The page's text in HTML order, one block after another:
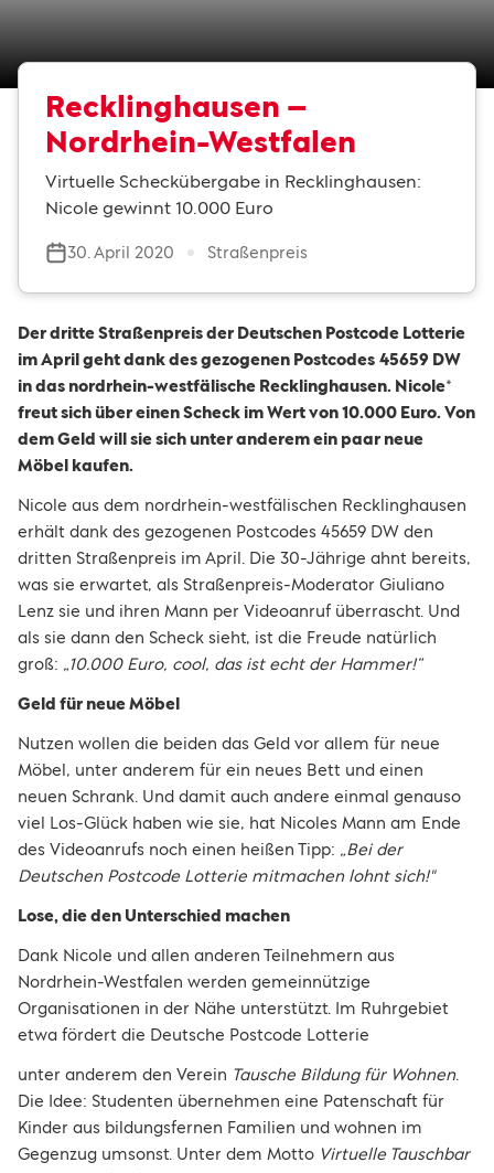
Recklinghausen –
Nordrhein-Westfalen
Virtuelle Scheckübergabe in Recklinghausen:
Nicole gewinnt 10.000 Euro
30. April 2020 Straßenpreis
Der dritte Straßenpreis der Deutschen Postcode Lotterie
im April geht dank des gezogenen Postcodes 45659 DW
in das nordrhein-westfälische Recklinghausen. Nicole*
freut sich über einen Scheck im Wert von 10.000 Euro. Von
dem Geld will sie sich unter anderem ein paar neue
Möbel kaufen.
Nicole aus dem nordrhein-westfälischen Recklinghausen
erhält dank des gezogenen Postcodes 45659 DW den
dritten Straßenpreis im April. Die 30-Jährige ahnt bereits,
was sie erwartet, als Straßenpreis-Moderator Giuliano
Lenz sie und ihren Mann per Videoanruf überrascht. Und
als sie dann den Scheck sieht, ist die Freude natürlich
groß: „10.000 Euro, cool, das ist echt der Hammer!“
Geld für neue Möbel
Nutzen wollen die beiden das Geld vor allem für neue
Möbel, unter anderem für ein neues Bett und einen
neuen Schrank. Und damit auch andere einmal genauso
viel Los-Glück haben wie sie, hat Nicoles Mann am Ende
des Videoanrufs noch einen heißen Tipp: „Bei der
Deutschen Postcode Lotterie mitmachen lohnt sich!"
Lose, die den Unterschied machen
Dank Nicole und allen anderen Teilnehmern aus
Nordrhein-Westfalen werden gemeinnützige
Organisationen in der Nähe unterstützt. Im Ruhrgebiet
etwa fördert die Deutsche Postcode Lotterie
unter anderem den Verein Tausche Bildung für Wohnen.
Die Idee: Studenten übernehmen eine Patenschaft für
Kinder aus bildungsfernen Familien und wohnen im
Gegenzug umsonst. Unter dem Motto Virtuelle Tauschbar